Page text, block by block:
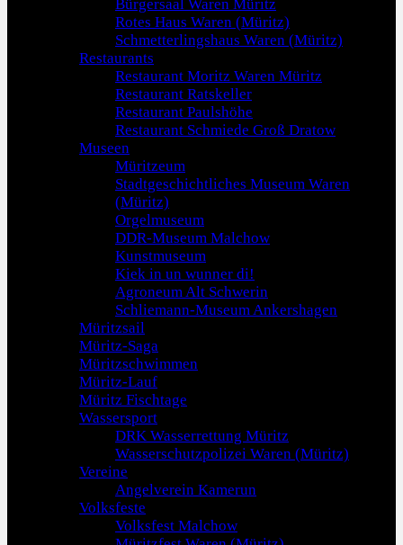
Bürgersaal Waren Müritz
Rotes Haus Waren (Müritz)
Schmetterlingshaus Waren (Müritz)
Restaurants
Restaurant Moritz Waren Müritz
Restaurant Ratskeller
Restaurant Paulshöhe
Restaurant Schmiede Groß Dratow
Museen
Müritzeum
Stadtgeschichtliches Museum Waren
(Müritz)
Orgelmuseum
DDR-Museum Malchow
Kunstmuseum
Kiek in un wunner di!
Agroneum Alt Schwerin
Schliemann-Museum Ankershagen
Müritzsail
Müritz-Saga
Müritzschwimmen
Müritz-Lauf
Müritz Fischtage
Wassersport
DRK Wasserrettung Müritz
Wasserschutzpolizei Waren (Müritz)
Vereine
Angelverein Kamerun
Volksfeste
Volksfest Malchow